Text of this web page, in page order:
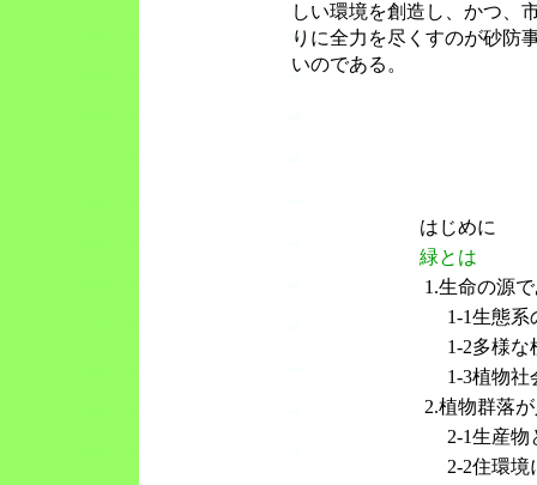
しい環境を創造し、かつ、
りに全力を尽くすのが砂防
いのである。
はじめに
緑とは
1.生命の源
1-1生態系
1-2多様な
1-3植物社
2.植物群落
2-1生産物
2-2住環境